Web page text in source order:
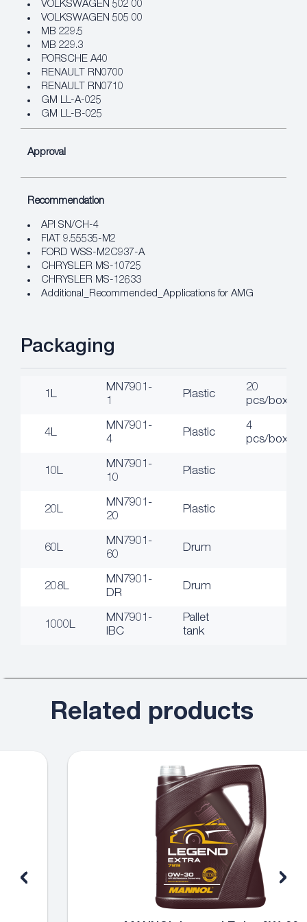
VOLKSWAGEN 502 00
VOLKSWAGEN 505 00
MB 229.5
MB 229.3
PORSCHE A40
RENAULT RN0700
RENAULT RN0710
GM LL-A-025
GM LL-B-025
Approval
Recommendation
API SN/CH-4
FIAT 9.55535-M2
FORD WSS-M2C937-A
CHRYSLER MS-10725
CHRYSLER MS-12633
Additional_Recommended_Applications for AMG
Packaging
1L
MN7901-
1
Plastic
20
pcs/box
4L
MN7901-
4
Plastic
4
pcs/box
10L
MN7901-
10
Plastic
20L
MN7901-
20
Plastic
60L
MN7901-
60
Drum
208L
MN7901-
DR
Drum
1000L
MN7901-
IBC
Pallet
tank
Related products